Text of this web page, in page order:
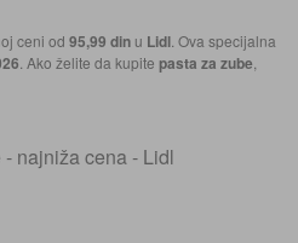
ceni od 95,99 din u Lidl . Ova specijalna
. Ako želite da kupite pasta za zube
najniža cena - Lidl